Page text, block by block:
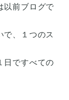
以前ブログで
で、１つのス
日ですべての